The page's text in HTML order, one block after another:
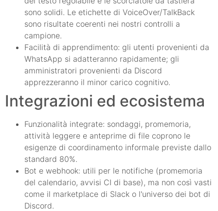
sono solidi. Le etichette di VoiceOver/TalkBack
sono risultate coerenti nei nostri controlli a
campione.
Facilità di apprendimento: gli utenti provenienti da
WhatsApp si adatteranno rapidamente; gli
amministratori provenienti da Discord
apprezzeranno il minor carico cognitivo.
Integrazioni ed ecosistema
Funzionalità integrate: sondaggi, promemoria,
attività leggere e anteprime di file coprono le
esigenze di coordinamento informale previste dallo
standard 80%.
Bot e webhook: utili per le notifiche (promemoria
del calendario, avvisi CI di base), ma non così vasti
come il marketplace di Slack o l'universo dei bot di
Discord.